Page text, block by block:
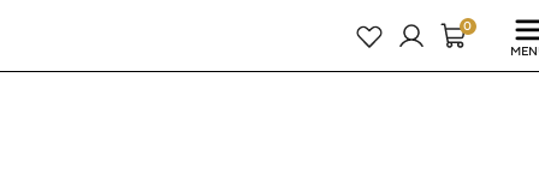
23 dní : 4h : 21m : 52s
0